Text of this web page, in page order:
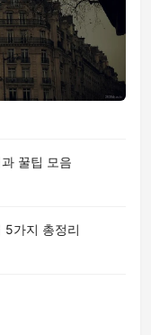
꿀팁 모음
5가지 총정리